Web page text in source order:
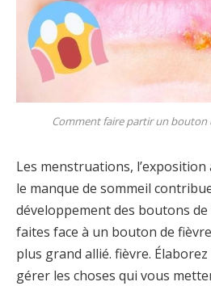
Comment faire partir un
Les menstruations,
le manque de sommeil
développement des boutons
faites face à un bouton de
plus grand allié. fièvre.
gérer les choses qui vous